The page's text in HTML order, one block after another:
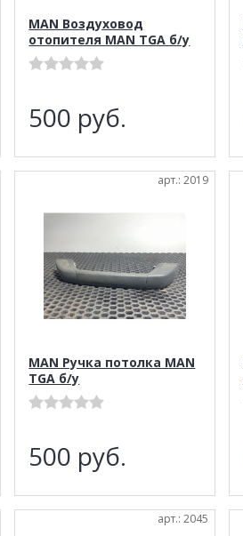
MAN Воздуховод
отопителя MAN TGA б/у
500 руб.
арт.: 2019
MAN Ручка потолка MAN
TGA б/у
500 руб.
арт.: 2045